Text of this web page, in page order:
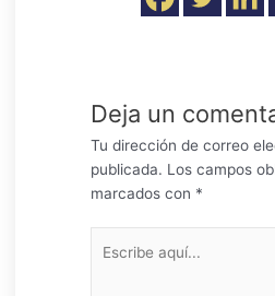
Deja un
Tu dirección de correo
publicada. Los campos
marcados con *
aquí...